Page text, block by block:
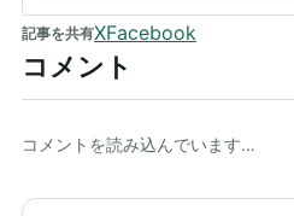
記事を共有XFacebook
コメント
コメントを読み込んでいます…